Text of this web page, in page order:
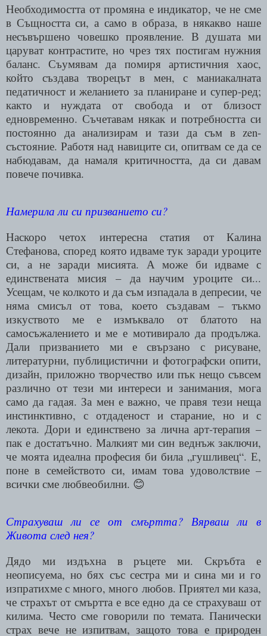
Необходимостта от промяна е индикатор, че не сме
в Същността си, а само в образа, в някакво наше
несъвършено човешко проявление. В душата ми
царуват контрастите, но чрез тях постигам нужния
баланс. Съумявам да помиря артистичния хаос,
който създава творецът в мен, с маниакалната
педатичност и желанието за планиране и супер-ред;
както и нуждата от свобода и от близост
едновременно. Съчетавам някак и потребността си
постоянно да анализирам и тази да съм в zen-
състояние. Работя над навиците си, опитвам се да се
набюдавам, да намаля критичността, да си давам
повече почивка.
Намерила ли си призванието си?
Наскоро четох интересна статия от Калина
Стефанова, според която идваме тук заради уроците
си, а не заради мисията. А може би идваме с
единствената мисия – да научим уроците си...
Усещам, че колкото и да съм изпадала в депресии, че
няма смисъл от това, което създавам – тъкмо
изкуството ме е измъквало от блатото на
самосъжалението и ме е мотивирало да продължа.
Дали призванието ми е свързано с рисуване,
литературни, публицистични и фотографски опити,
дизайн, приложно творчество или пък нещо съвсем
различно от тези ми интереси и занимания, мога
само да гадая. За мен е важно, че правя тези неща
инстинктивно, с отдаденост и старание, но и с
лекота. Дори и единствено за лична арт-терапия –
пак е достатъчно. Малкият ми син веднъж заключи,
че моята идеална професия би била „гушливец“. Е,
поне в семейството си, имам това удоволствие –
всички сме любвеобилни. 😊
Страхуваш ли се от смъртта? Вярваш ли в
Живота след нея?
Дядо ми издъхна в ръцете ми. Скръбта е
неописуема, но бях със сестра ми и сина ми и го
изпратихме с много, много любов. Приятел ми каза,
че страхът от смъртта е все едно да се страхуваш от
килима. Често сме говорили по темата. Панически
страх вече не изпитвам, защото това е природен